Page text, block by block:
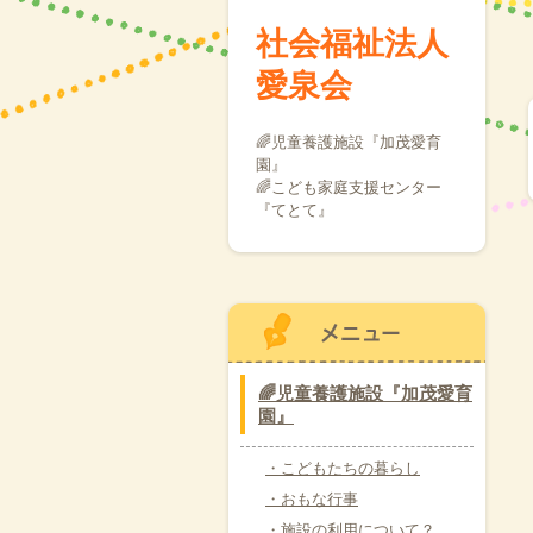
社会福祉法人
愛泉会
🌈児童養護施設『加茂愛育
園』
🌈こども家庭支援センター
『てとて』
🌈児童養護施設『加茂愛育
園』
・こどもたちの暮らし
・おもな行事